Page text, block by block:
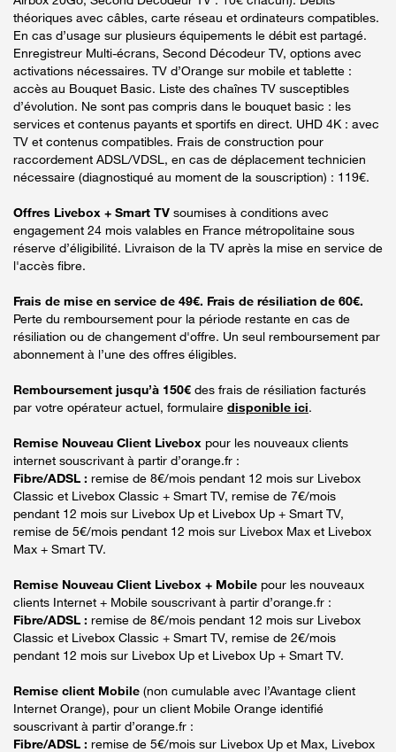
théoriques avec câbles, carte réseau et ordinateurs compatibles.
En cas d’usage sur plusieurs équipements le débit est partagé.
Enregistreur Multi-écrans, Second Décodeur TV, options avec
activations nécessaires. TV d’Orange sur mobile et tablette :
accès au Bouquet Basic. Liste des chaînes TV susceptibles
d’évolution. Ne sont pas compris dans le bouquet basic : les
services et contenus payants et sportifs en direct. UHD 4K : avec
TV et contenus compatibles. Frais de construction pour
raccordement ADSL/VDSL, en cas de déplacement technicien
nécessaire (diagnostiqué au moment de la souscription) : 119€.
Offres Livebox + Smart TV soumises à conditions avec
engagement 24 mois valables en France métropolitaine sous
réserve d’éligibilité. Livraison de la TV après la mise en service de
l'accès fibre.
Frais de mise en service de 49€. Frais de résiliation de 60€.
Perte du remboursement pour la période restante en cas de
résiliation ou de changement d'offre. Un seul remboursement par
abonnement à l’une des offres éligibles.
Remboursement jusqu’à 150€ des frais de résiliation facturés
par votre opérateur actuel, formulaire disponible ici.
Remise Nouveau Client Livebox pour les nouveaux clients
internet souscrivant à partir d’orange.fr :
Fibre/ADSL : remise de 8€/mois pendant 12 mois sur Livebox
Classic et Livebox Classic + Smart TV, remise de 7€/mois
pendant 12 mois sur Livebox Up et Livebox Up + Smart TV,
remise de 5€/mois pendant 12 mois sur Livebox Max et Livebox
Max + Smart TV.
Remise Nouveau Client Livebox + Mobile pour les nouveaux
clients Internet + Mobile souscrivant à partir d’orange.fr :
Fibre/ADSL : remise de 8€/mois pendant 12 mois sur Livebox
Classic et Livebox Classic + Smart TV, remise de 2€/mois
pendant 12 mois sur Livebox Up et Livebox Up + Smart TV.
Remise client Mobile (non cumulable avec l’Avantage client
Internet Orange), pour un client Mobile Orange identifié
souscrivant à partir d’orange.fr :
Fibre/ADSL : remise de 5€/mois sur Livebox Up et Max, Livebox